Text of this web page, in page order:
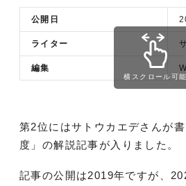
公開日
ライター
編集
横スクロール可能
第2位にはサトウカエデさんが
度」の解説記事が入りました。
記事の公開は2019年ですが、